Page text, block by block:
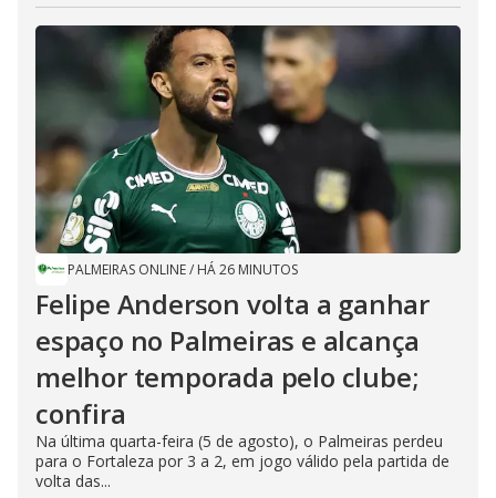
PALMEIRAS ONLINE/ HÁ 26 MINUTOS
Felipe Anderson volta a ganhar
espaço no Palmeiras e alcança
melhor temporada pelo clube;
confira
Na última quarta-feira (5 de agosto), o Palmeiras perdeu
para o Fortaleza por 3 a 2, em jogo válido pela partida de
volta das...